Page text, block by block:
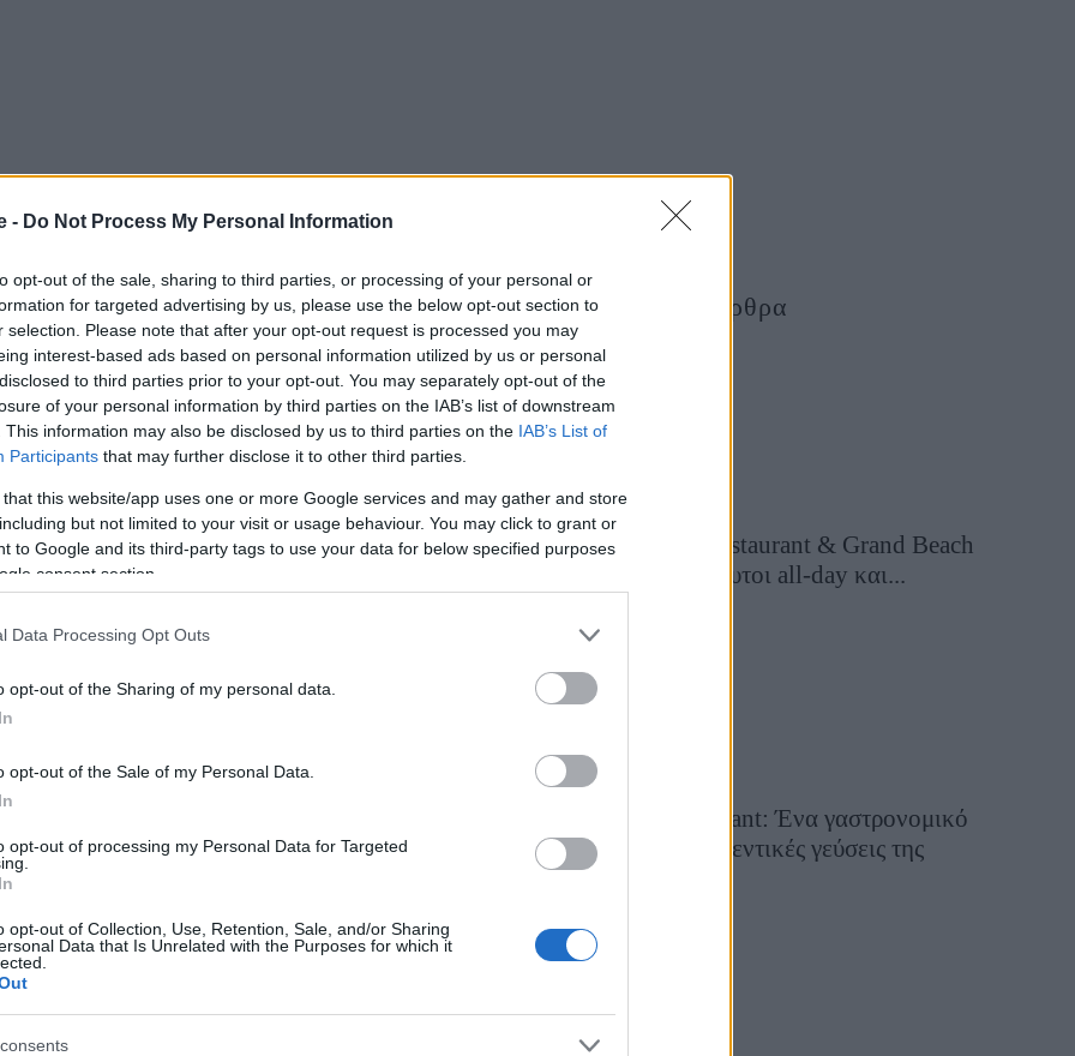
- Do Not Process My Personal Information
opt-out of the sale, sharing to third parties, or processing of your personal or
for targeted advertising by us, please use the below opt-out section to
selection. Please note that after your opt-out request is processed you may
interest-based ads based on personal information utilized by us or personal
to third parties prior to your opt-out. You may separately opt-out of the
of your personal information by third parties on the IAB’s list of downstream
This information may also be disclosed by us to third parties on the IAB’s List of
Participants that may further disclose it to other third parties.
that this website/app uses one or more Google services and may gather and store
but not limited to your visit or usage behaviour. You may click to grant or
to Google and its third-party tags to use your data for below specified purposes
consent section.
Data Processing Opt Outs
opt-out of the Sharing of my personal data.
opt-out of the Sale of my Personal Data.
opt-out of processing my Personal Data for Targeted
opt-out of Collection, Use, Retention, Sale, and/or Sharing
Data that Is Unrelated with the Purposes for which it
γαλλικής μάρκας Leitmotiv — και το πρώτο πολυτελές
παλαιότερες και πιο αυθεντικές γειτονιές της
Τελευταία Άρθρα
Grand Asia Restaurant & Grand Beach
Club: Οι απόλυτοι all-day και...
Tsapis Restaurant: Ένα γαστρονομικό
ταξίδι στις αυθεντικές γεύσεις της
Σίφνου!